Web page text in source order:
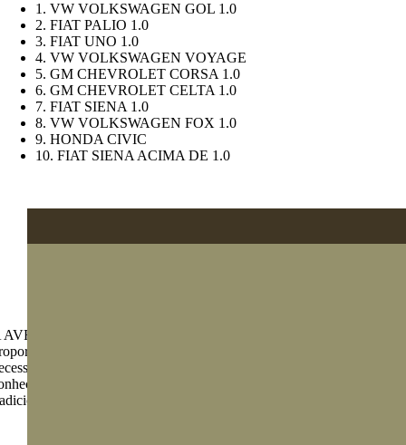
1. VW VOLKSWAGEN GOL 1.0
2. FIAT PALIO 1.0
3. FIAT UNO 1.0
4. VW VOLKSWAGEN VOYAGE
5. GM CHEVROLET CORSA 1.0
6. GM CHEVROLET CELTA 1.0
7. FIAT SIENA 1.0
8. VW VOLKSWAGEN FOX 1.0
9. HONDA CIVIC
10. FIAT SIENA ACIMA DE 1.0
AVR Benefícios é uma cooperativa de proteção veicular que
suporte rápido e eficiente aos cooperados em momentos de
Explore nosso site para entender o que é proteção veicular
as diferenças entre cooperativas de seguros e seguros